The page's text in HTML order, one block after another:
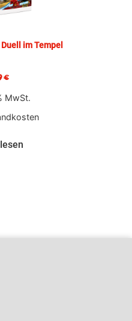
im Tempel
€
MwSt.